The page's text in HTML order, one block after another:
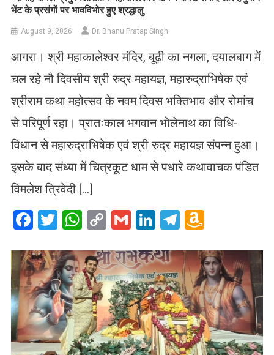
भेंट के प्रसंगों पर भावविभोर हुए श्रद्धालु
August 9, 2026 Dr. Bhanu Pratap Singh
आगरा। श्री महाकालेश्वर मंदिर, बूढ़ी का नगला, दयालबाग में
चल रहे नौ दिवसीय श्री रुद्र महायज्ञ, महारुद्राभिषेक एवं
श्रीराम कथा महोत्सव के नवम दिवस भक्तिभाव और रोमांच
से परिपूर्ण रहा। प्रातःकाल भगवान भोलेनाथ का विधि-
विधान से महारुद्राभिषेक एवं श्री रुद्र महायज्ञ संपन्न हुआ।
इसके बाद संध्या में चित्रकूट धाम से पधारे कथावाचक पंडित
विमलेश त्रिवेदी […]
Facebook
Twitter
WhatsApp
CopyGmailLinkedIn
Telegram
List